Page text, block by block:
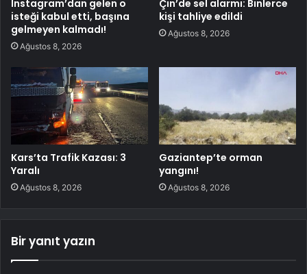
Instagram’dan gelen o
isteği kabul etti, başına
gelmeyen kalmadı!
Ağustos 8, 2026
Çin’de sel alarmı: Binlerce
kişi tahliye edildi
Ağustos 8, 2026
Kars’ta Trafik Kazası: 3
Yaralı
Ağustos 8, 2026
Gaziantep’te orman
yangını!
Ağustos 8, 2026
Bir yanıt yazın